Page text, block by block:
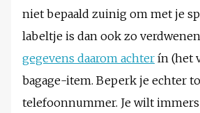
niet bepaald zuinig om met je
labeltje is dan ook zo
gegevens daarom achter ín (het
bagage-item. Beperk je echter
telefoonnummer. Je wilt